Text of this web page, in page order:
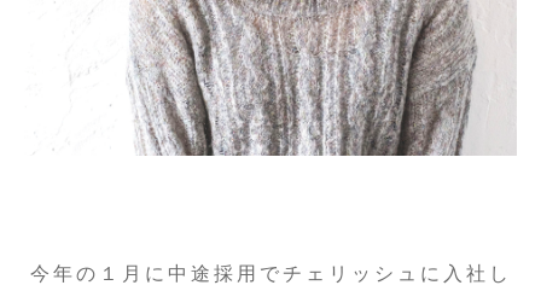
今年の１月に中途採用でチェリッシュに入社し